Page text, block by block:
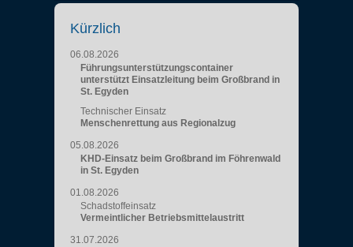
Kürzlich
06.08.2026
Führungsunterstützungscontainer
unterstützt Einsatzleitung beim Großbrand in
St. Egyden
Technischer Einsatz
Menschenrettung aus Regionalzug
05.08.2026
KHD-Einsatz beim Großbrand im Föhrenwald
in St. Egyden
01.08.2026
Schadstoffeinsatz
Vermeintlicher Betriebsmittelaustritt
31.07.2026